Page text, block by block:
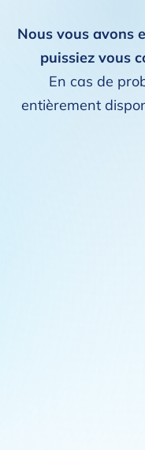
Nous vous avons
puissiez vous
En cas de
entièrement